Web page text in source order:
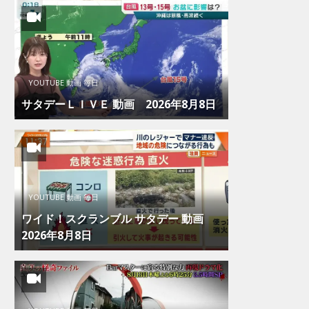
YOUTUBE 動画 毎日
サタデーＬＩＶＥ 動画 2026年8月8日
YOUTUBE 動画 毎日
ワイド！スクランブル サタデー 動画
2026年8月8日